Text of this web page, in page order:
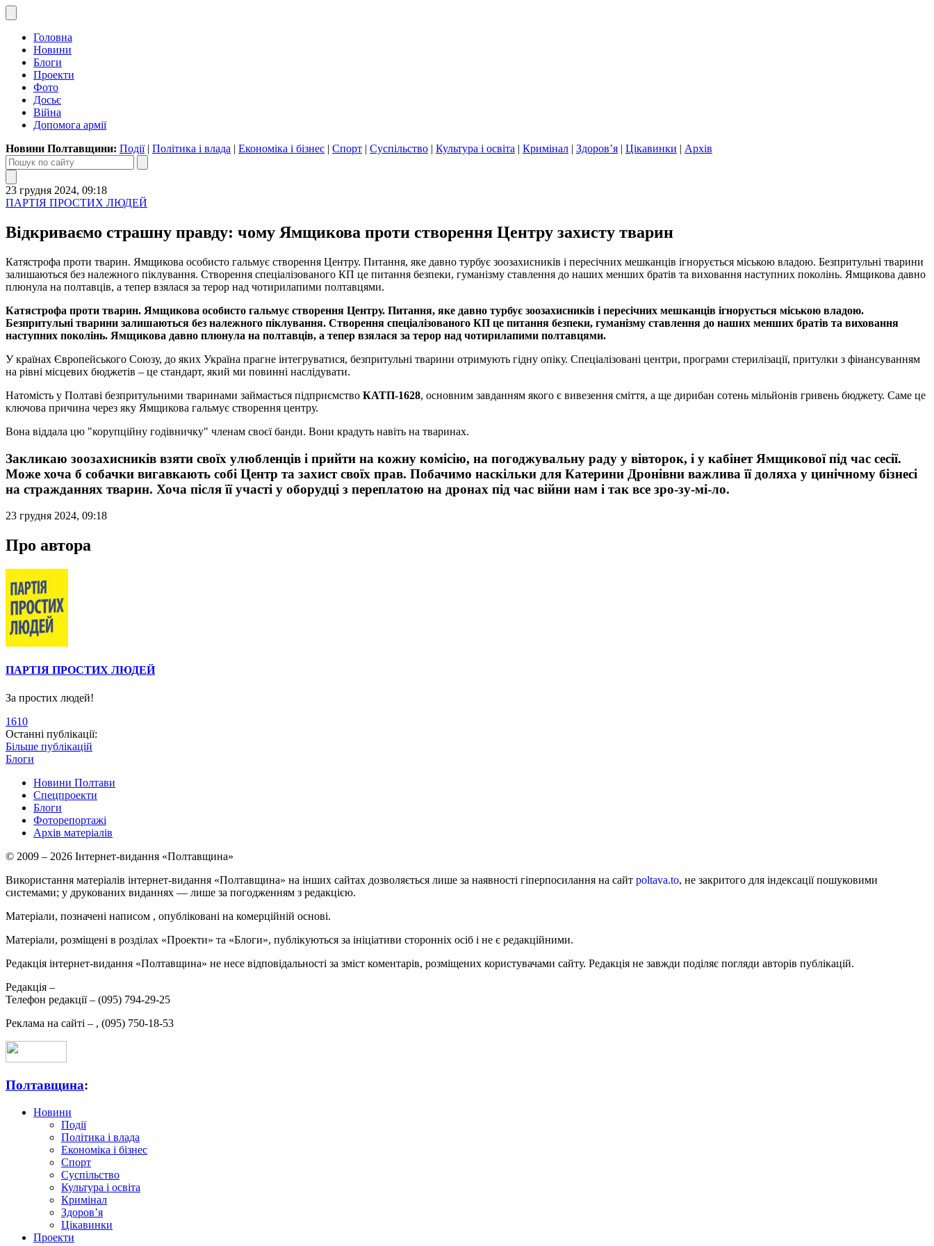
Головна
Новини
Блоги
Проекти
Фото
Досьє
Війна
Допомога армії
Новини Полтавщини: Події| Політика і влада | Економіка і бізнес | Спорт | Суспільство | Культура і освіта | Кримінал | Здоров’я | Цікавинки | Архів
23 грудня 2024, 09:18
ПАРТІЯ ПРОСТИХ ЛЮДЕЙ
Відкриваємо страшну правду: чому Ямщикова проти створення Центру захисту тварин
Катястрофа проти тварин. Ямщикова особисто гальмує створення Центру. Питання, яке давно турбує зоозахисників і пересічних мешканців ігнорується міською владою. Безпритульні тварини
залишаються без належного піклування. Створення спеціалізованого КП це питання безпеки, гуманізму ставлення до наших менших братів та виховання наступних поколінь. Ямщикова давно
плюнула на полтавців, а тепер взялася за терор над чотирилапими полтавцями.
Катястрофа проти тварин. Ямщикова особисто гальмує створення Центру. Питання, яке давно турбує зоозахисників і пересічних мешканців ігнорується міською владою.
Безпритульні тварини залишаються без належного піклування. Створення спеціалізованого КП це питання безпеки, гуманізму ставлення до наших менших братів та виховання
наступних поколінь. Ямщикова давно плюнула на полтавців, а тепер взялася за терор над чотирилапими полтавцями.
У країнах Європейського Союзу, до яких Україна прагне інтегруватися, безпритульні тварини отримують гідну опіку. Спеціалізовані центри, програми стерилізації, притулки з фінансуванням
на рівні місцевих бюджетів – це стандарт, який ми повинні наслідувати.
Натомість у Полтаві безпритульними тваринами займається підприємство КАТП-1628, основним завданням якого є вивезення сміття, а ще дирибан сотень мільйонів гривень бюджету. Саме це
ключова причина через яку Ямщикова гальмує створення центру.
Вона віддала цю "корупційну годівничку" членам своєї банди. Вони крадуть навіть на тваринах.
Закликаю зоозахисників взяти своїх улюбленців і прийти на кожну комісію, на погоджувальну раду у вівторок, і у кабінет Ямщикової під час сесії.
Може хоча б собачки вигавкають собі Центр та захист своїх прав. Побачимо наскільки для Катерини Дронівни важлива її доляха у цинічному бізнесі
на стражданнях тварин. Хоча після її участі у оборудці з переплатою на дронах під час війни нам і так все зро-зу-мі-ло.
23 грудня 2024, 09:18
Про автора
ПАРТІЯ ПРОСТИХ ЛЮДЕЙ
За простих людей!
1610
Останні публікації:
Більше публікацій
Блоги
Новини Полтави
Спецпроекти
Блоги
Фоторепортажі
Архів матеріалів
© 2009 – 2026 Інтернет-видання «Полтавщина»
Використання матеріалів інтернет-видання «Полтавщина» на інших сайтах дозволяється лише за наявності гіперпосилання на сайт poltava.to, не закритого для індексації пошуковими
системами; у друкованих виданнях — лише за погодженням з редакцією.
Матеріали, позначені написом , опубліковані на комерційній основі.
Матеріали, розміщені в розділах «Проекти» та «Блоги», публікуються за ініціативи сторонніх осіб і не є редакційними.
Редакція інтернет-видання «Полтавщина» не несе відповідальності за зміст коментарів, розміщених користувачами сайту. Редакція не завжди поділяє погляди авторів публікацій.
Редакція –
Телефон редакції – (095) 794-29-25
Реклама на сайті – , (095) 750-18-53
Полтавщина:
Новини
Події
Політика і влада
Економіка і бізнес
Спорт
Суспільство
Культура і освіта
Кримінал
Здоров’я
Цікавинки
Проекти